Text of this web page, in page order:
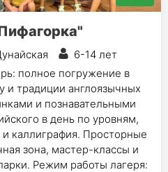
6-14 лет
полное погружение в
и традиции англоязычных
и познавательными
в день по уровням,
каллиграфия. Просторные
зона, мастер-классы и
Режим работы лагеря: